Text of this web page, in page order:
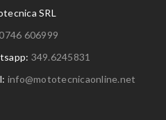
SRL
606999
349.6245831
info@mototecnicaonline.net